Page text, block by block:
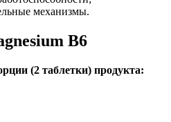
механизмы.
B6
(2 таблетки) продукта: